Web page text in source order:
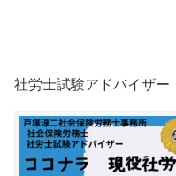
社労士試験アドバイザー